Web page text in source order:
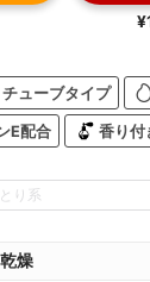
チューブタイプ
E配合 香り付
り系
乾燥